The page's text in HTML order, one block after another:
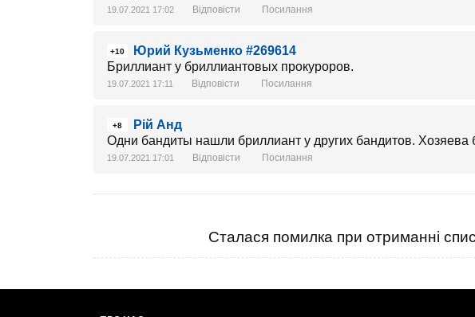
19.07.2021 17:02 Відповісти Посилання
+10
Юрий Кузьменко #269614
Бриллиант у бриллиантовых прокуроров.
19.07.2021 17:11 Відповісти Посилання
+8
Рiй Анд
Одни бандиты нашли бриллиант у других бандитов. Хозяева
19.07.2021 17:01 Відповісти Посилання
Сталася помилка при отриманні